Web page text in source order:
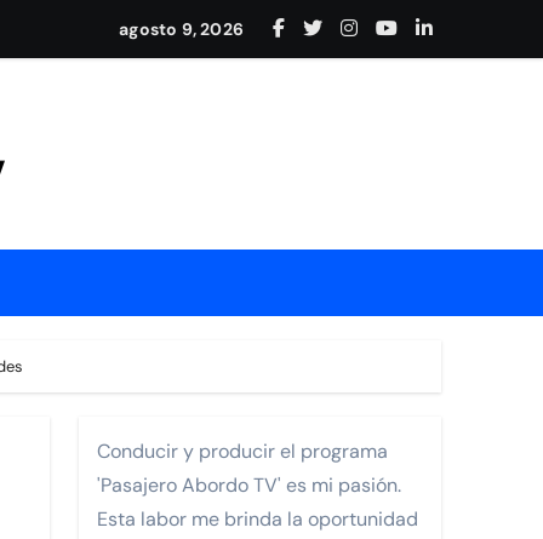
en Nayarit
Cabos Pedregal
agosto 9, 2026
Conducir y producir el programa
'Pasajero Abordo TV' es mi pasión.
Esta labor me brinda la oportunidad